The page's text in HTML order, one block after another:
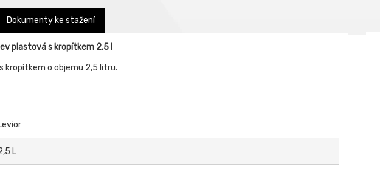
Dokumenty ke stažení
plastová s kropítkem 2,5 l
kropítkem o objemu 2,5 litru.
L